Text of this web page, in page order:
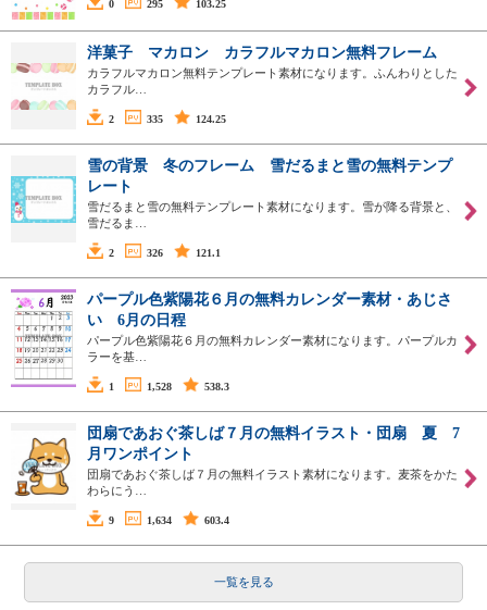
0 295 103.25
洋菓子 マカロン カラフルマカロン無料フレーム
カラフルマカロン無料テンプレート素材になります。ふんわりとした
カラフル…
2 335 124.25
雪の背景 冬のフレーム 雪だるまと雪の無料テンプ
レート
雪だるまと雪の無料テンプレート素材になります。雪が降る背景と、
雪だるま…
2 326 121.1
パープル色紫陽花６月の無料カレンダー素材・あじさ
い 6月の日程
パープル色紫陽花６月の無料カレンダー素材になります。パープルカ
ラーを基…
1 1,528 538.3
団扇であおぐ茶しば７月の無料イラスト・団扇 夏 7
月ワンポイント
団扇であおぐ茶しば７月の無料イラスト素材になります。麦茶をかた
わらにう…
9 1,634 603.4
一覧を見る